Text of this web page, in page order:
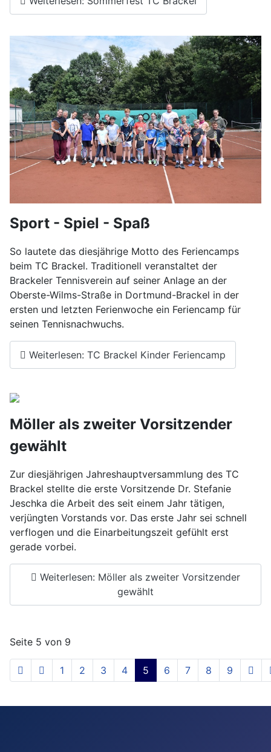
Sport - Spiel - Spaß
So lautete das diesjährige Motto des Feriencamps
beim TC Brackel. Traditionell veranstaltet der
Brackeler Tennisverein auf seiner Anlage an der
Oberste-Wilms-Straße in Dortmund-Brackel in der
ersten und letzten Ferienwoche ein Feriencamp für
seinen Tennisnachwuchs.
Weiterlesen: TC Brackel Kinder Feriencamp
Möller als zweiter Vorsitzender
gewählt
Zur diesjährigen Jahreshauptversammlung des TC
Brackel stellte die erste Vorsitzende Dr. Stefanie
Jeschka die Arbeit des seit einem Jahr tätigen,
verjüngten Vorstands vor. Das erste Jahr sei schnell
verflogen und die Einarbeitungszeit gefühlt erst
gerade vorbei.
Weiterlesen: Möller als zweiter Vorsitzender
gewählt
Seite 5 von 9
1 2 3 4 5 6 7 8 9